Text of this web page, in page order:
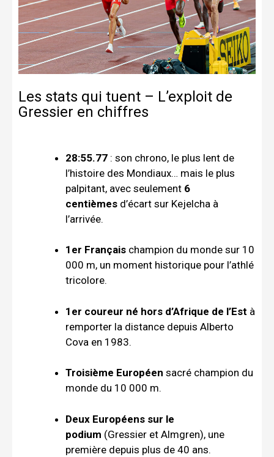
Les stats qui tuent – L’exploit de
Gressier en chiffres
28:55.77: son chrono, le plus lent de
l’histoire des Mondiaux… mais le plus
palpitant, avec seulement 6
centièmesd’écart sur Kejelcha à
l’arrivée.
1er Françaischampion du monde sur 10
000 m, un moment historique pour l’athlé
tricolore.
1er coureur né hors d’Afrique de l’Est à
remporter la distance depuis Alberto
Cova en 1983.
Troisième Européen sacré champion du
monde du 10 000 m.
Deux Européens sur le
podium (Gressier et Almgren), une
première depuis plus de 40 ans.